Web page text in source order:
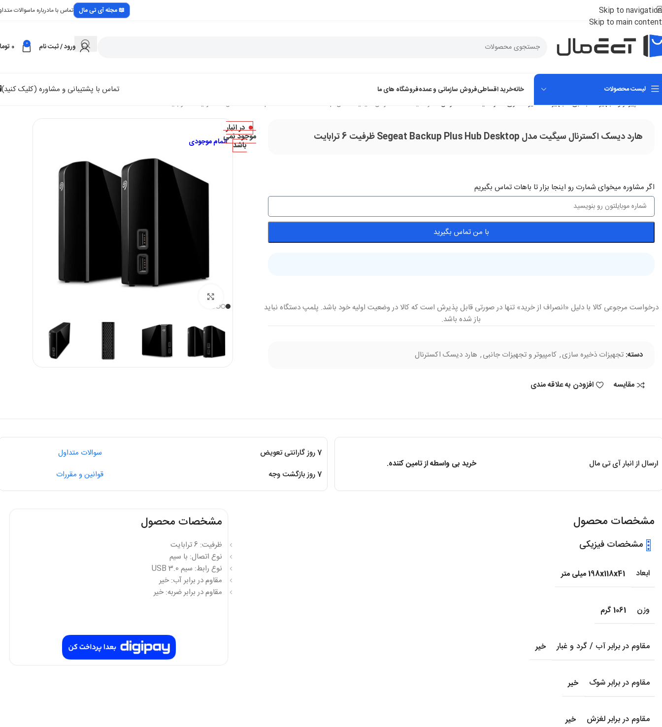
Skip to navigation
Skip to main content
📖 مجله آی تی مال تماس با مادرباره ماسوالات
ورود / ثبت نام 0
0
لیست محصولات خانهخرید اقساطیفروش سازمانی و عمدهفروشگاه های ما
تماس با پشتیبانی و مشاوره (کلیک کنید)
خانه کامپیوتر و تجهیزات جانبی تجهیزات ذخیره سازی هارد دیسک اکسترنال هارد دیسک اکسترنال سیگیت مدل Segeat Backup Plus Hub Desktop ظرفیت 6 ترابایت
هارد دیسک اکسترنال سیگیت مدل Segeat Backup Plus Hub Desktop ظرفیت 6 ترابایت
اگر‌ مشاوره میخوای شمارت رو اینجا بزار تا باهات تماس بگیریم
با من تماس بگیرید
درخواست مرجوعی کالا با دلیل «انصراف از خرید» تنها در صورتی قابل پذیرش است که کالا در وضعیت اولیه خود باشد. پلمپ دستگاه نباید
باز شده باشد.
دسته: تجهیزات ذخیره سازی, کامپیوتر و تجهیزات جانبی, هارد دیسک اکسترنال
مقایسه افزودن به علاقه مندی
اتمام موجودی
در انبار
موجود نمی
باشد
ارسال از انبار آی تی مال خرید بی واسطه از تامین کننده.
7 روز گارانتی تعویض
سوالات متداول
7 روز بازگشت وجه
قوانین و مقررات
مشخصات محصول
مشخصات فیزیکی
ابعاد 198x118x41 میلی متر
وزن 1061 گرم
مقاوم در برابر آب / گرد و غبار خیر
مقاوم در برابر شوک خیر
مقاوم در برابر لغزش خیر
مشخصات محصول
ظرفیت: 6 ترابایت
نوع اتصال: با سیم
نوع رابط: سیم USB 3.0
مقاوم در برابر آب: خیر
مقاوم در برابر ضربه: خیر